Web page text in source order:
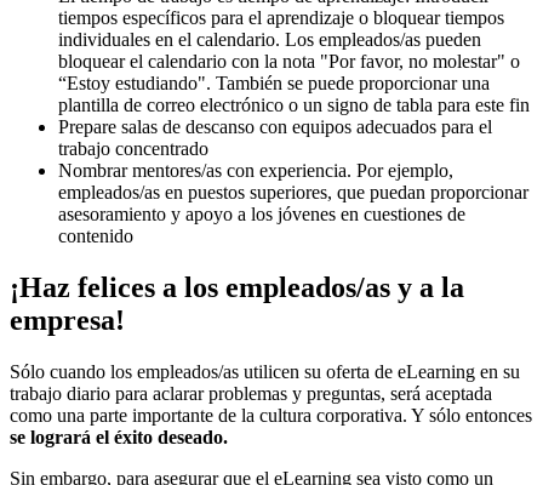
tiempos específicos para el aprendizaje o bloquear tiempos
individuales en el calendario. Los empleados/as pueden
bloquear el calendario con la nota "Por favor, no molestar" o
“Estoy estudiando". También se puede proporcionar una
plantilla de correo electrónico o un signo de tabla para este fin
Prepare salas de descanso con equipos adecuados para el
trabajo concentrado
Nombrar mentores/as con experiencia. Por ejemplo,
empleados/as en puestos superiores, que puedan proporcionar
asesoramiento y apoyo a los jóvenes en cuestiones de
contenido
¡Haz felices a los empleados/as y a la
empresa!
Sólo cuando los empleados/as utilicen su oferta de eLearning en su
trabajo diario para aclarar problemas y preguntas, será aceptada
como una parte importante de la cultura corporativa. Y sólo entonces
se logrará el éxito deseado.
Sin embargo, para asegurar que el eLearning sea visto como un